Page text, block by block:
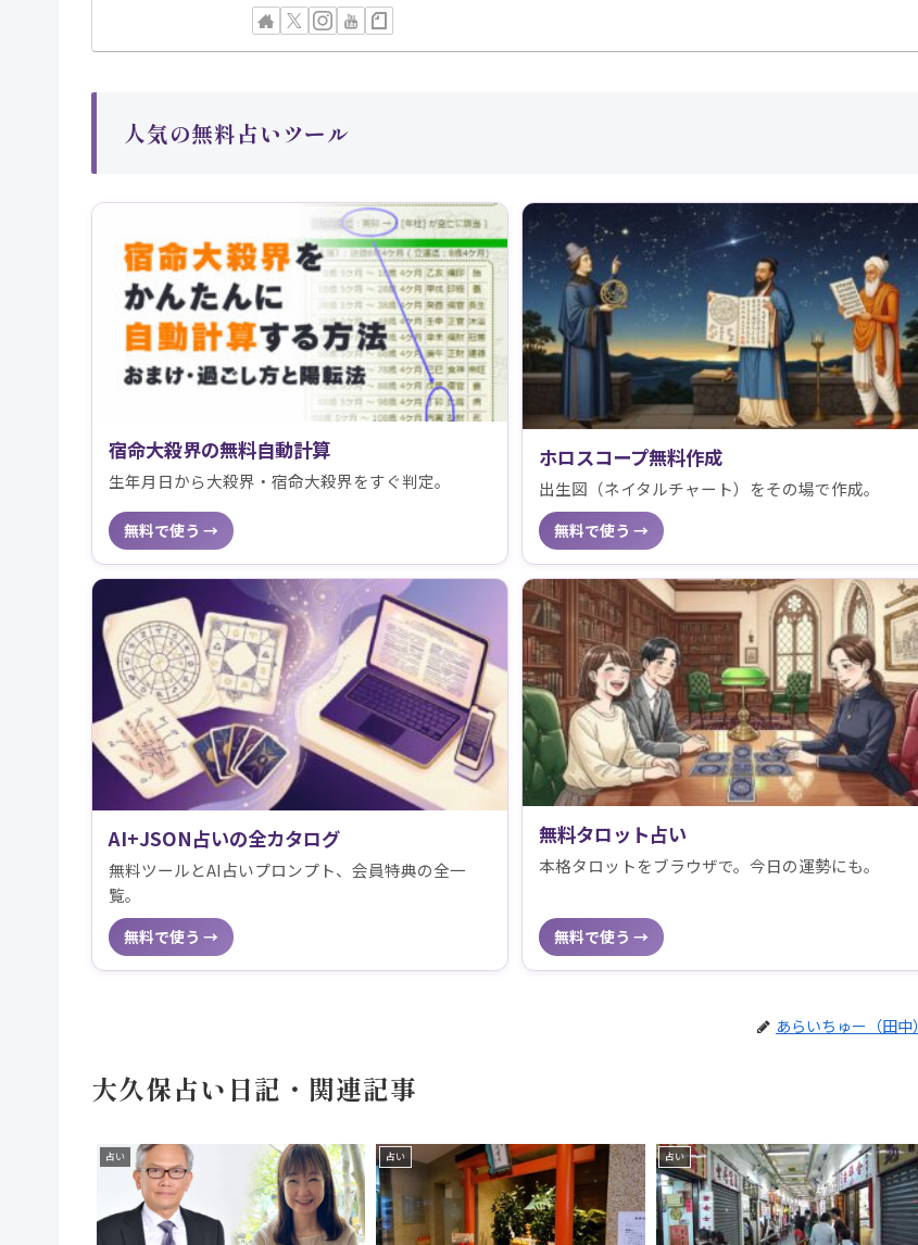
人気の無料占いツール
宿命大殺界の無料自動計算
生年月日から大殺界・宿命大殺界をすぐ判定。
無料で使う →
ホロスコープ無料作成
出生図（ネイタルチャート）をその場で作成。
無料で使う →
AI+JSON占いの全カタログ
無料ツールとAI占いプロンプト、会員特典の全一
覧。
無料で使う →
無料タロット占い
本格タロットをブラウザで。今日の運勢にも。
無料で使う →
あらいちゅー（田中）
大久保占い日記・関連記事
占い 占い 占い